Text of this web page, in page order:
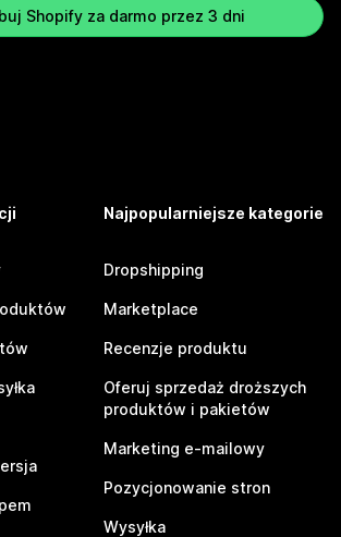
Shopify za darmo przez 3 dni
Najpopularniejsze kategorie
Dropshipping
Marketplace
Recenzje produktu
Oferuj sprzedaż droższych
produktów i pakietów
Marketing e-mailowy
Pozycjonowanie stron
Wysyłka